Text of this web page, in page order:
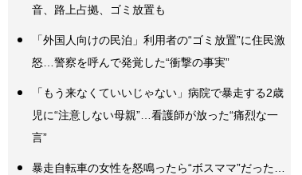
音、路上占拠、ゴミ放置も
「外国人向けの民泊」利用者の“ゴミ放置”に住民激
怒…警察を呼んで発覚した“衝撃の事実”
「もう来なくていいじゃない」病院で暴走する2歳
児に“注意しない母親”…看護師が放った“痛烈な一
言”
暴走自転車の女性を怒鳴ったら“ボスママ”だった…